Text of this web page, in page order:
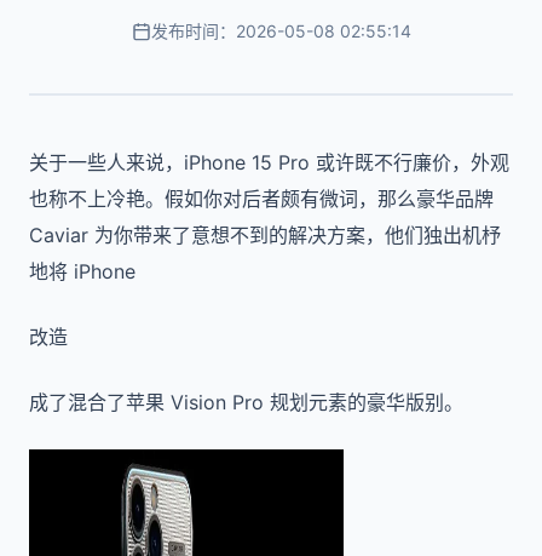
发布时间：2026-05-08 02:55:14
关于一些人来说，iPhone 15 Pro 或许既不行廉价，外观
也称不上冷艳。假如你对后者颇有微词，那么豪华品牌
Caviar 为你带来了意想不到的解决方案，他们独出机杼
地将 iPhone
改造
成了混合了苹果 Vision Pro 规划元素的豪华版别。